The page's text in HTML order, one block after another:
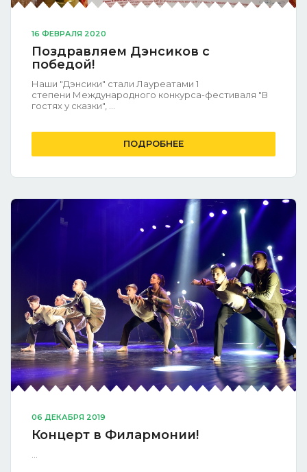
16 ФЕВРАЛЯ 2020
Поздравляем Дэнсиков с
победой!
Наши "Дэнсики" стали Лауреатами 1
степени Международного конкурса-фестиваля "В
гостях у сказки", ...
ПОДРОБНЕЕ
06 ДЕКАБРЯ 2019
Концерт в Филармонии!